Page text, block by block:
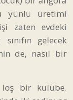
yünlü üretimi
zaten evdeki
gelecek
de, nasıl bir
loş bir kulübe.